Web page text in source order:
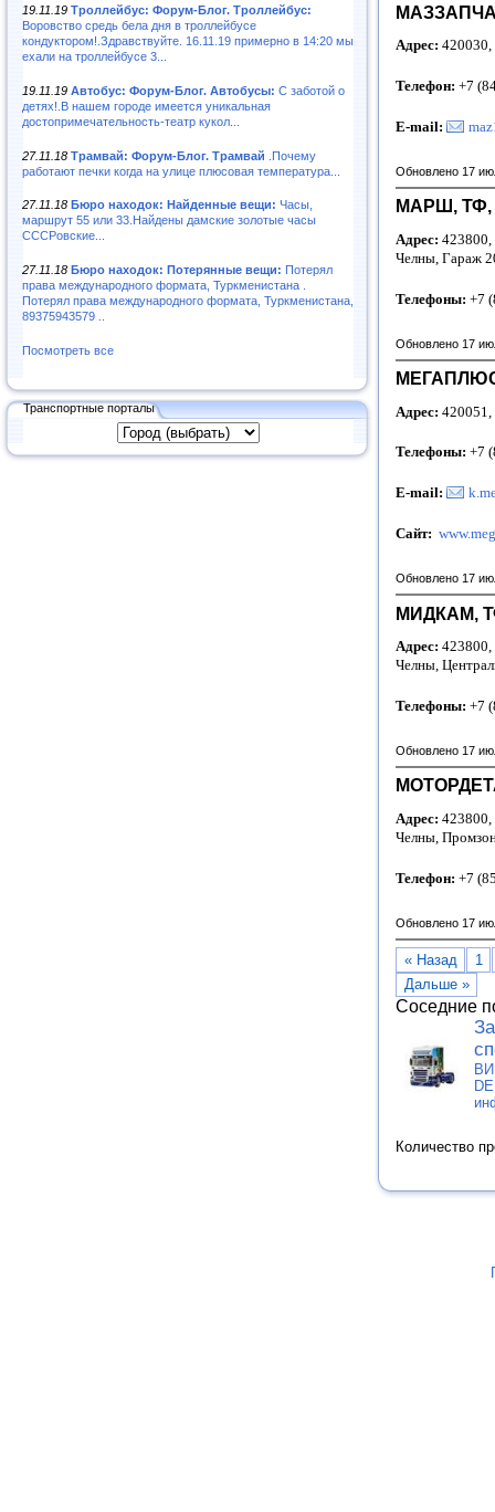
19.11.19 Троллейбус: Форум-Блог. Троллейбус:
Воровство средь бела дня в троллейбусе
кондуктором!.Здравствуйте. 16.11.19 примерно в 14:20 мы
ехали на троллейбусе 3...
19.11.19 Автобус: Форум-Блог. Автобусы: С заботой о
детях!.В нашем городе имеется уникальная
достопримечательность-театр кукол...
27.11.18 Трамвай: Форум-Блог. Трамвай .Почему
работают печки когда на улице плюсовая температура...
27.11.18 Бюро находок: Найденные вещи: Часы,
маршрут 55 или 33.Найдены дамские золотые часы
СССРовские...
27.11.18 Бюро находок: Потерянные вещи: Потерял
права международного формата, Туркменистана .
Потерял права международного формата, Туркменистана,
89375943579 ..
Посмотреть все
Транспортные порталы
Адрес: 420030,
Телефон: +7
E-mail:
Обновлено 17
МАРШ,
Адрес: 423800,
Челны, Гараж
Телефоны: +7
Обновлено 17
Адрес: 420051,
Телефоны: +7
E-mail:
Сайт:
Обновлено 17
МИДКАМ,
Адрес: 423800,
Челны,
Телефоны: +7
Обновлено 17
Адрес: 423800,
Челны,
Телефон: +7
Обновлено 17
« Назад
1
Дальше »
Соседние
Количество